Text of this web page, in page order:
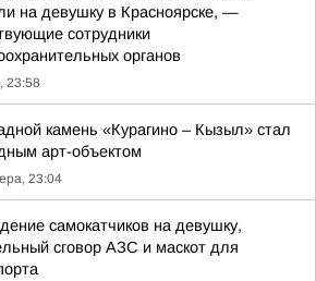
на девушку в Красноярске, —
сотрудники
органов
23:58
камень «Курагино – Кызыл» стал
арт-объектом
23:04
самокатчиков на девушку,
сговор АЗС и маскот для